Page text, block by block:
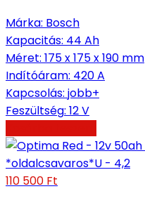
Márka: Bosch
Kapacitás: 44 Ah
Méret: 175 x 175 x 190 mm
Indítóáram: 420 A
Kapcsolás: jobb+
Feszültség: 12 V
110 500 Ft